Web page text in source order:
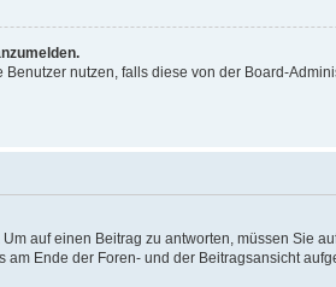
nutzen, falls diese von der Board-
auf einen Beitrag zu antworten, müssen Sie
Ende der Foren- und der Beitragsansicht